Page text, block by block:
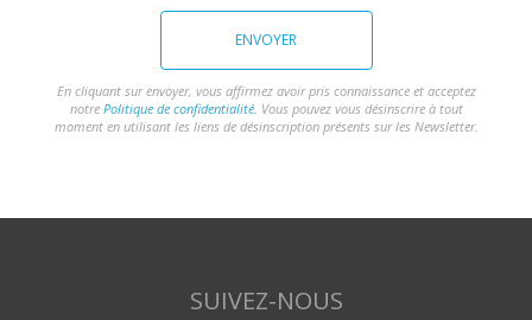
ENVOYER
En cliquant sur envoyer, vous affirmez avoir pris connaissance et acceptez
notre Politique de confidentialité. Vous pouvez vous désinscrire à tout
moment en utilisant les liens de désinscription présents sur les Newsletter.
SUIVEZ-NOUS